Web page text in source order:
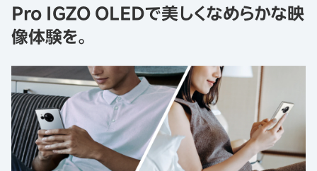
Pro IGZO OLEDで美しくなめらかな映
像体験を。